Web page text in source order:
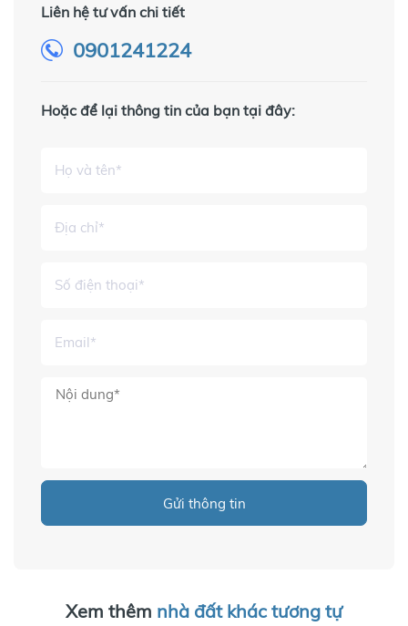
Liên hệ tư vấn chi tiết
0901241224
Hoặc để lại thông tin của bạn tại đây:
Gửi thông tin
Xem thêm nhà đất khác tương tự